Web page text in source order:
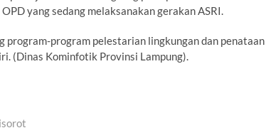
yang sedang melaksanakan gerakan ASRI.
program pelestarian lingkungan dan penataan
(Dinas Kominfotik Provinsi Lampung).